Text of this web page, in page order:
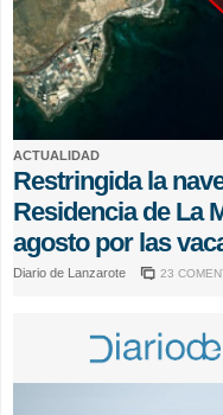
ACTUALIDAD
Restringida la
Residencia de La
agosto por las
Diario de Lanzarote 23